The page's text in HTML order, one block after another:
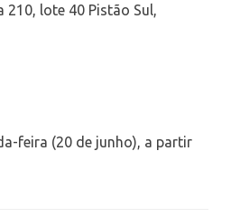
210, lote 40 Pistão Sul,
feira (20 de junho), a partir